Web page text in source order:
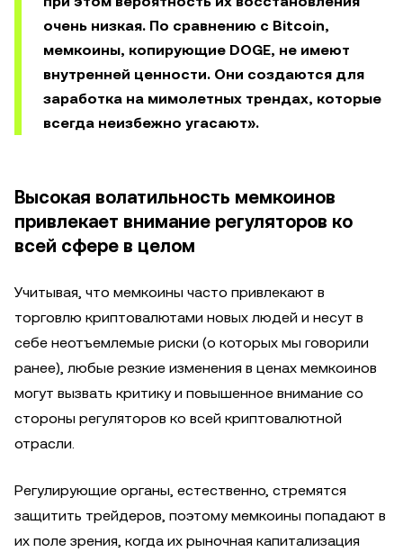
очень низкая. По сравнению с Bitcoin,
мемкоины, копирующие DOGE, не имеют
внутренней ценности. Они создаются для
заработка на мимолетных трендах, которые
всегда неизбежно угасают».
Высокая волатильность мемкоинов
привлекает внимание регуляторов ко
всей сфере в целом
Учитывая, что мемкоины часто привлекают в
торговлю криптовалютами новых людей и несут в
себе неотъемлемые риски (о которых мы говорили
ранее), любые резкие изменения в ценах мемкоинов
могут вызвать критику и повышенное внимание со
стороны регуляторов ко всей криптовалютной
отрасли.
Регулирующие органы, естественно, стремятся
защитить трейдеров, поэтому мемкоины попадают в
их поле зрения, когда их рыночная капитализация